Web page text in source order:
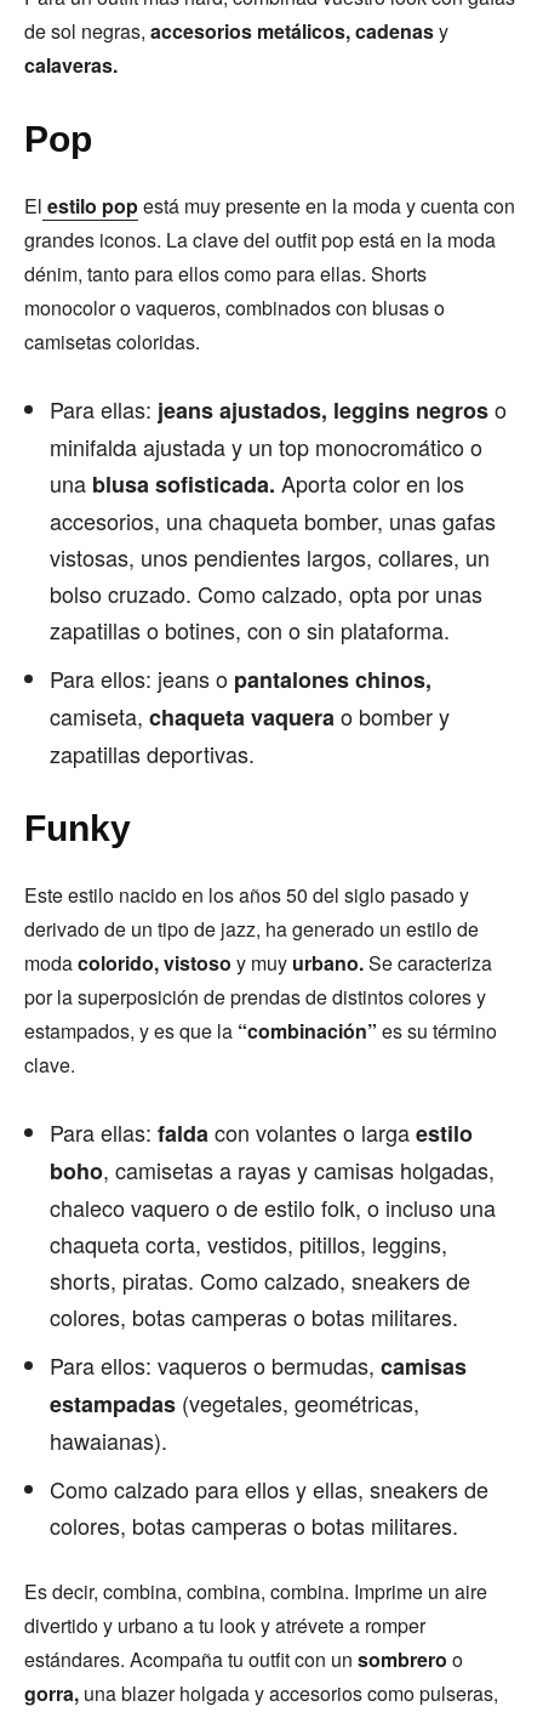
de sol negras, accesorios metálicos,cadenasy
calaveras.
Pop
El estilo popestá muy presente en la moda y cuenta con
grandes iconos. La clave del outfit pop está en la moda
dénim, tanto para ellos como para ellas. Shorts
monocolor o vaqueros, combinados con blusas o
camisetas coloridas.
Para ellas: jeans ajustados, leggins negroso
minifalda ajustada y un top monocromático o
una blusa sofisticada. Aporta color en los
accesorios, una chaqueta bomber, unas gafas
vistosas, unos pendientes largos, collares, un
bolso cruzado. Como calzado, opta por unas
zapatillas o botines, con o sin plataforma.
Para ellos: jeans o pantalones chinos,
camiseta, chaqueta vaquerao bomber y
zapatillas deportivas.
Funky
Este estilo nacido en los años 50 del siglo pasado y
derivado de un tipo de jazz, ha generado un estilo de
modacolorido, vistoso y muy urbano.Se caracteriza
por la superposición de prendas de distintos colores y
estampados, y es que la “combinación” es su término
clave.
Para ellas: faldacon volantes o largaestilo
boho, camisetas a rayas y camisas holgadas,
chaleco vaquero o de estilo folk, o incluso una
chaqueta corta, vestidos, pitillos, leggins,
shorts, piratas. Como calzado, sneakers de
colores, botas camperas o botas militares.
Para ellos: vaqueros o bermudas, camisas
estampadas (vegetales, geométricas,
hawaianas).
Como calzado para ellos y ellas, sneakers de
colores, botas camperas o botas militares.
Es decir, combina, combina, combina. Imprime un aire
divertido y urbano a tu look y atrévete a romper
estándares. Acompaña tu outfit con un sombrero o
gorra, una blazer holgada y accesorios como pulseras,